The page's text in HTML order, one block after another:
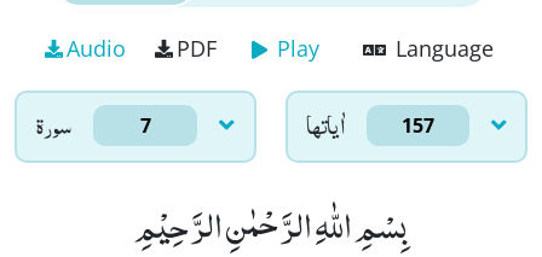
Audio PDF Play Language
سورۃ 7 اٰياتها 157
بِسْمِ اللّٰهِ الرَّحْمٰنِ الرَّحِیْمِ